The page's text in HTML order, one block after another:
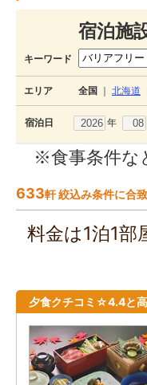
宿泊施
キーワード
エリア 全国 北海道
宿泊日 年
※食事条件な
633軒 絞込み条件に合致
料金は1泊1部
夕食クチコミ☆4.4と